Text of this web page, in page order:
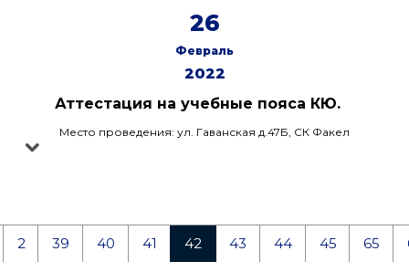
26
Февраль
2022
Аттестация на учебные пояса КЮ.
Место проведения: ул. Гаванская д.47Б, СК Факел
2 39 40 41 42 43 44 45 65